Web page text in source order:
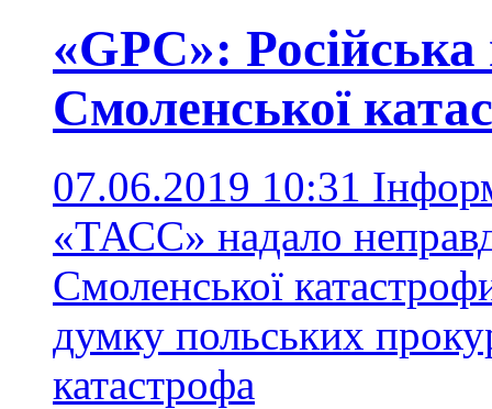
«GPC»:
Смоленської
07.06.2019 10:31
«ТАСС» надало
Смоленської
думку польських
катастрофа